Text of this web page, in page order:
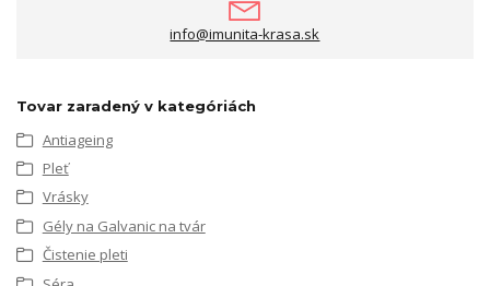
info@imunita-krasa.sk
Tovar zaradený v kategóriách
Antiageing
Pleť
Vrásky
Gély na Galvanic na tvár
Čistenie pleti